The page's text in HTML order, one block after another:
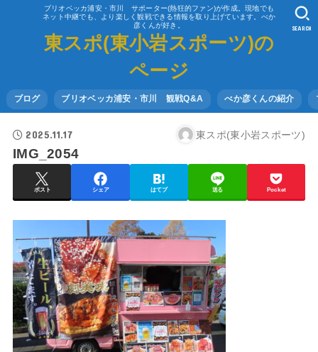
ブリオベッカ浦安・市川 サポーター(熱狂的ファン)が作成。現地でも
ネット中継でも、より楽しく観戦できる情報を取り上げています。べか
彦くんが好き。
東スポ(東小岩スポーツ)の
ページ
ブログ ブリオベッカ浦安・市川 観戦Q&A べか彦くんの紹介
SEARCH
2025.11.17 東スポ(東小岩スポーツ)
IMG_2054
ポスト シェア はてブ 送る Pocket